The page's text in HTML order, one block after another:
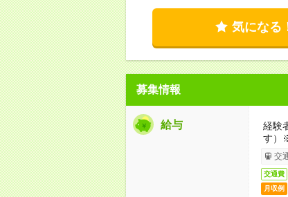
気になる
募集情報
給与
経験
す）
交
交通費
月収例